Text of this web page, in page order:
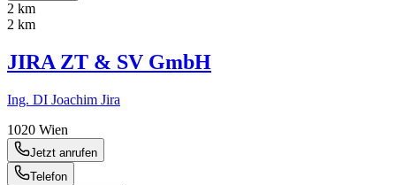
2 km
2 km
JIRA ZT & SV GmbH
Ing. DI Joachim Jira
1020 Wien
Jetzt anrufen
Telefon